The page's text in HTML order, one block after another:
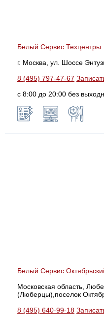
Белый Сервис Техцентры
г. Москва, ул. Шоссе
8 (495) 797-47-67
с 8:00 до 20:00 без
Белый Сервис
Московская область,
(Люберцы),поселок
8 (495) 640-99-18